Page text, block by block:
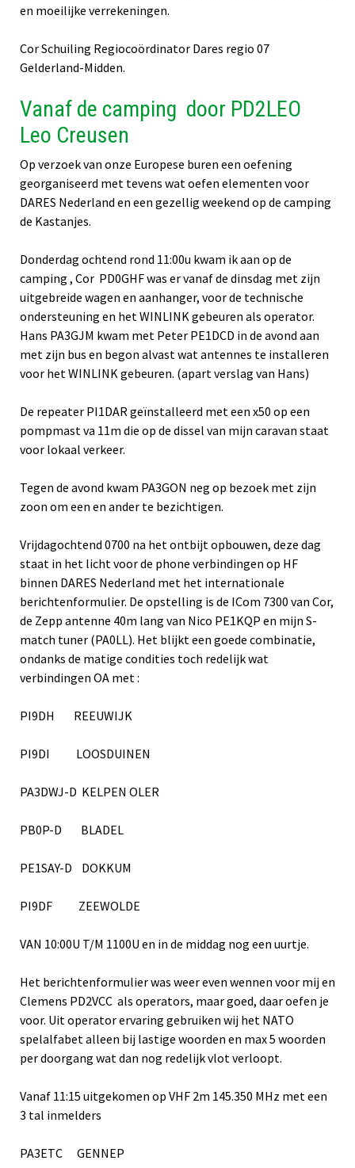
en moeilijke verrekeningen.
Cor Schuiling Regiocoördinator Dares regio 07
Gelderland-Midden.
Vanaf de camping door PD2LEO
Leo Creusen
Op verzoek van onze Europese buren een oefening
georganiseerd met tevens wat oefen elementen voor
DARES Nederland en een gezellig weekend op de camping
de Kastanjes.
Donderdag ochtend rond 11:00u kwam ik aan op de
camping , Cor PD0GHF was er vanaf de dinsdag met zijn
uitgebreide wagen en aanhanger, voor de technische
ondersteuning en het WINLINK gebeuren als operator.
Hans PA3GJM kwam met Peter PE1DCD in de avond aan
met zijn bus en begon alvast wat antennes te installeren
voor het WINLINK gebeuren. (apart verslag van Hans)
De repeater PI1DAR geïnstalleerd met een x50 op een
pompmast va 11m die op de dissel van mijn caravan staat
voor lokaal verkeer.
Tegen de avond kwam PA3GON neg op bezoek met zijn
zoon om een en ander te bezichtigen.
Vrijdagochtend 0700 na het ontbijt opbouwen, deze dag
staat in het licht voor de phone verbindingen op HF
binnen DARES Nederland met het internationale
berichtenformulier. De opstelling is de ICom 7300 van Cor,
de Zepp antenne 40m lang van Nico PE1KQP en mijn S-
match tuner (PA0LL). Het blijkt een goede combinatie,
ondanks de matige condities toch redelijk wat
verbindingen OA met :
PI9DH REEUWIJK
PI9DI LOOSDUINEN
PA3DWJ-D KELPEN OLER
PB0P-D BLADEL
PE1SAY-D DOKKUM
PI9DF ZEEWOLDE
VAN 10:00U T/M 1100U en in de middag nog een uurtje.
Het berichtenformulier was weer even wennen voor mij en
Clemens PD2VCC als operators, maar goed, daar oefen je
voor. Uit operator ervaring gebruiken wij het NATO
spelalfabet alleen bij lastige woorden en max 5 woorden
per doorgang wat dan nog redelijk vlot verloopt.
Vanaf 11:15 uitgekomen op VHF 2m 145.350 MHz met een
3 tal inmelders
PA3ETC GENNEP